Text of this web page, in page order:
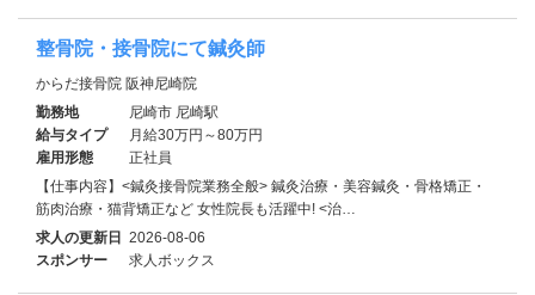
整骨院・接骨院にて鍼灸師
からだ接骨院 阪神尼崎院
勤務地
尼崎市 尼崎駅
給与タイプ
月給30万円～80万円
雇用形態
正社員
【仕事内容】<鍼灸接骨院業務全般> 鍼灸治療・美容鍼灸・骨格矯正・
筋肉治療・猫背矯正など 女性院長も活躍中! <治…
求人の更新日 2026-08-06
スポンサー
求人ボックス